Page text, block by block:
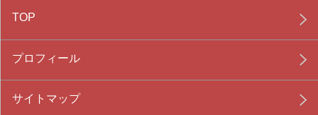
TOP
プロフィール
サイトマップ